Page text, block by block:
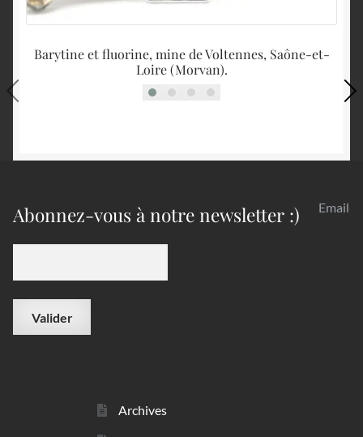
Barytine et fluorine, mine de Voltennes, Saône-et-
Loire (Morvan).
Abonnez-vous à notre newsletter :) Email
Archives